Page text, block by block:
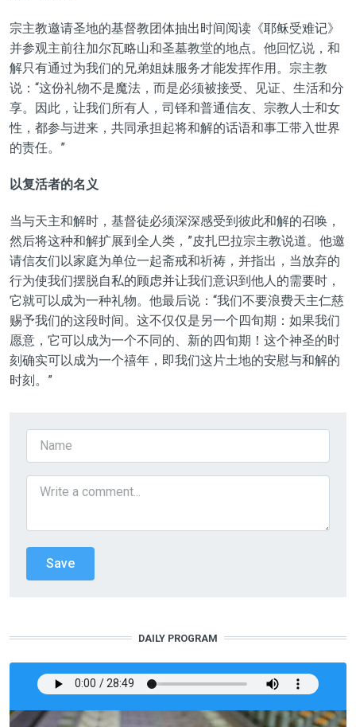
宗主教邀请圣地的基督教团体抽出时间阅读《耶稣受难记》
并参观主前往加尔瓦略山和圣墓教堂的地点。他回忆说，和
解只有通过为我们的兄弟姐妹服务才能发挥作用。宗主教
说：“这份礼物不是魔法，而是必须被接受、见证、生活和分
享。因此，让我们所有人，司铎和普通信友、宗教人士和女
性，都参与进来，共同承担起将和解的话语和事工带入世界
的责任。”
以复活者的名义
当与天主和解时，基督徒必须深深感受到彼此和解的召唤，
然后将这种和解扩展到全人类，”皮扎巴拉宗主教说道。他邀
请信友们以家庭为单位一起斋戒和祈祷，并指出，当放弃的
行为使我们摆脱自私的顾虑并让我们意识到他人的需要时，
它就可以成为一种礼物。他最后说：“我们不要浪费天主仁慈
赐予我们的这段时间。这不仅仅是另一个四旬期：如果我们
愿意，它可以成为一个不同的、新的四旬期！这个神圣的时
刻确实可以成为一个禧年，即我们这片土地的安慰与和解的
时刻。”
DAILY PROGRAM